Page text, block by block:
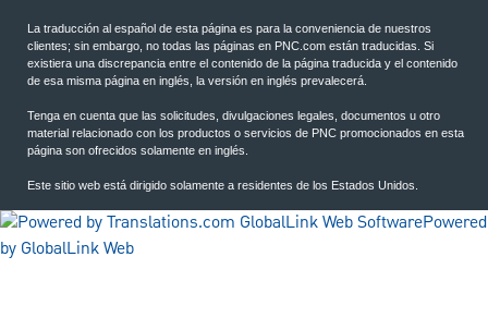
La traducción al español de esta página es para la conveniencia de nuestros
clientes; sin embargo, no todas las páginas en PNC.com están traducidas. Si
existiera una discrepancia entre el contenido de la página traducida y el contenido
de esa misma página en inglés, la versión en inglés prevalecerá.
Tenga en cuenta que las solicitudes, divulgaciones legales, documentos u otro
material relacionado con los productos o servicios de PNC promocionados en esta
página son ofrecidos solamente en inglés.
Este sitio web está dirigido solamente a residentes de los Estados Unidos.
Powered
by GlobalLink Web